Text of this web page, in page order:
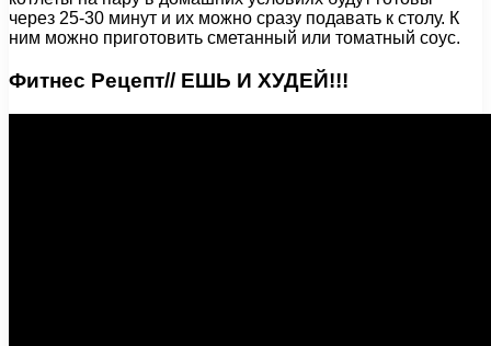
через 25-30 минут и их можно сразу подавать к столу. К
ним можно приготовить сметанный или томатный соус.
Фитнес Рецепт// ЕШЬ И ХУДЕЙ!!!